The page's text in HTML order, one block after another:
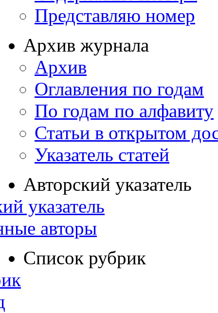
Представляю номер
Архив журнала
Архив
Оглавления по годам
По годам по алфавиту
Статьи в открытом
Указатель статей
Авторский указатель
указатель
авторы
Список рубрик